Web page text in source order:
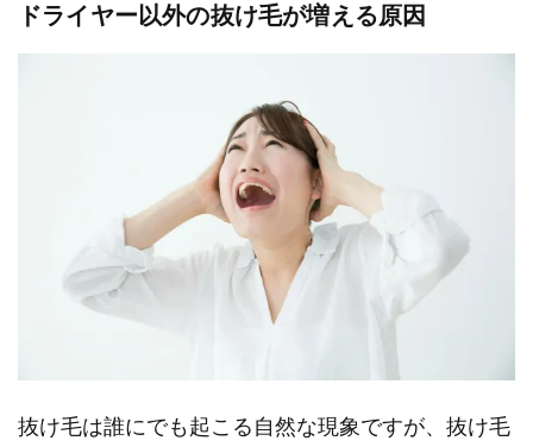
ドライヤー以外の抜け毛が増える原因
抜け毛は誰にでも起こる自然な現象ですが、抜け毛